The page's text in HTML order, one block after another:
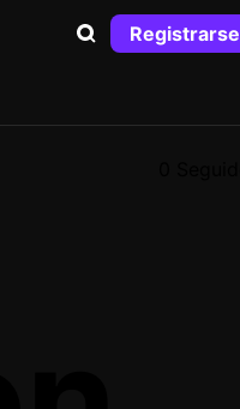
Registrarse